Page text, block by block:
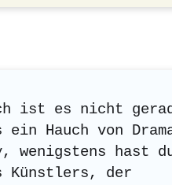
ist es nicht
Hauch von
wenigstens hast
Künstlers, der